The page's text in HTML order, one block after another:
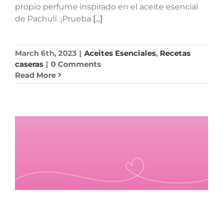
propio perfume inspirado en el aceite esencial
de Pachulí. ¡Prueba [...]
March 6th, 2023 | Aceites Esenciales, Recetas
caseras | 0 Comments
Read More